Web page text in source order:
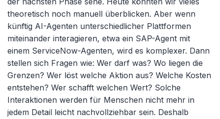
theoretisch noch manuell überblicken. Aber wenn
künftig AI-Agenten unterschiedlicher Plattformen
miteinander interagieren, etwa ein SAP-Agent mit
einem ServiceNow-Agenten, wird es komplexer. Dann
stellen sich Fragen wie: Wer darf was? Wo liegen die
Grenzen? Wer löst welche Aktion aus? Welche Kosten
entstehen? Wer schafft welchen Wert? Solche
Interaktionen werden für Menschen nicht mehr in
jedem Detail leicht nachvollziehbar sein. Deshalb